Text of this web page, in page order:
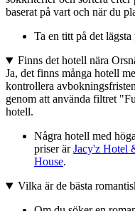
baserat på vart och när du
Ta en titt på det
Finns det hotell nära
Ja, det finns många hotell
kontrollera
genom att använda filtret
hotell.
Några hotell med
priser ärJacy'z Hotel
House.
Vilka är de bästa